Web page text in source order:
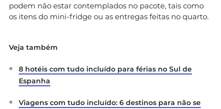
podem não estar contemplados no pacote, tais como
os itens do mini-fridge ou as entregas feitas no quarto.
Veja também
8 hotéis com tudo incluído para férias no Sul de
Espanha
Viagens com tudo incluído: 6 destinos para não se